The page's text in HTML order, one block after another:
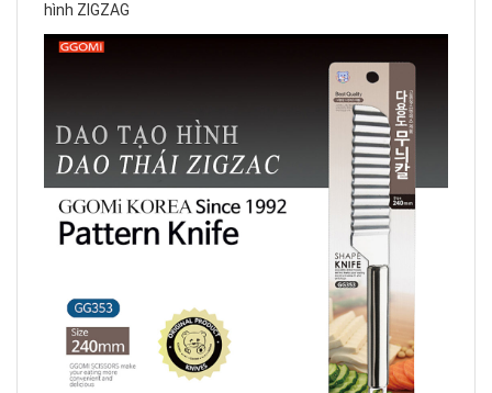
hình ZIGZAG